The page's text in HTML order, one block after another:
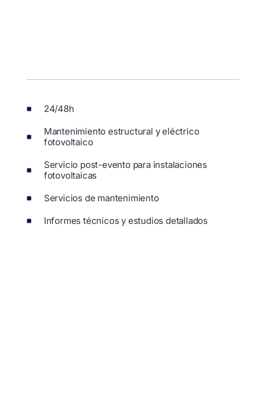
24/48h
Mantenimiento estructural y eléctrico
fotovoltaico
Servicio post-evento para instalaciones
fotovoltaicas
Servicios de mantenimiento
Informes técnicos y estudios detallados